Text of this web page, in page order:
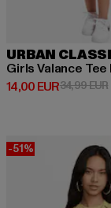
URBAN
Girls Valance
14,00 EUR
Derzeitiger Preis:
34,99 EUR
-51%